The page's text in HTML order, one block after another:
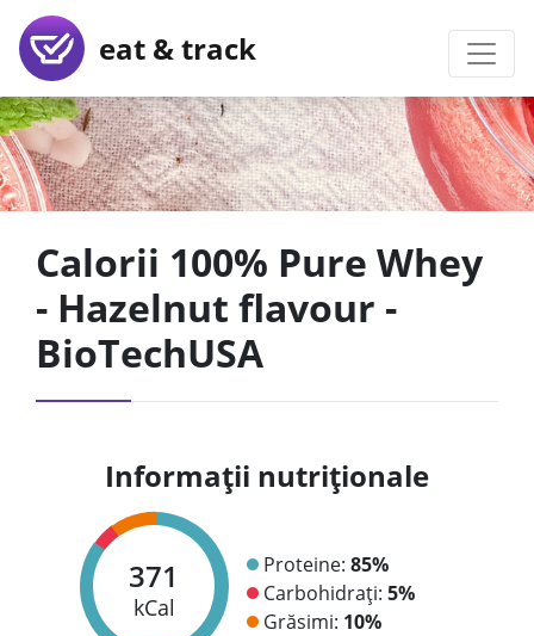
eat & track
Calorii 100% Pure Whey
- Hazelnut flavour -
BioTechUSA
Informații nutriționale
371
kCal
Proteine: 85%
Carbohidrați: 5%
Grăsimi: 10%